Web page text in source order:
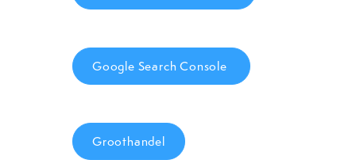
Google Search Console
Groothandel